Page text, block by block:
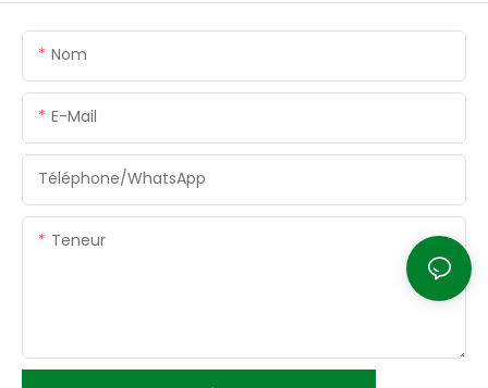
Nom
E-Mail
Téléphone/WhatsApp
Teneur